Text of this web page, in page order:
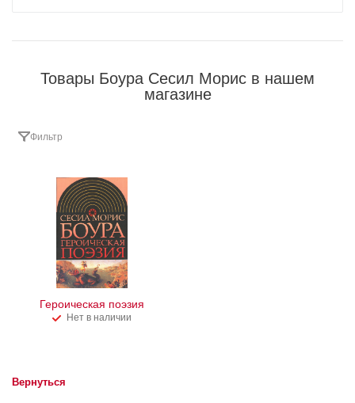
Товары Боура Сесил Морис в нашем
магазине
Фильтр
Героическая поэзия
Нет в наличии
Вернуться